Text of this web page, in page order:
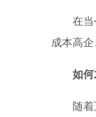
在当
成本高
如何
随